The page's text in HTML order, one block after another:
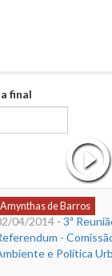
final
Amynthas de Barros
04/2014 - 3ª
-
e Política